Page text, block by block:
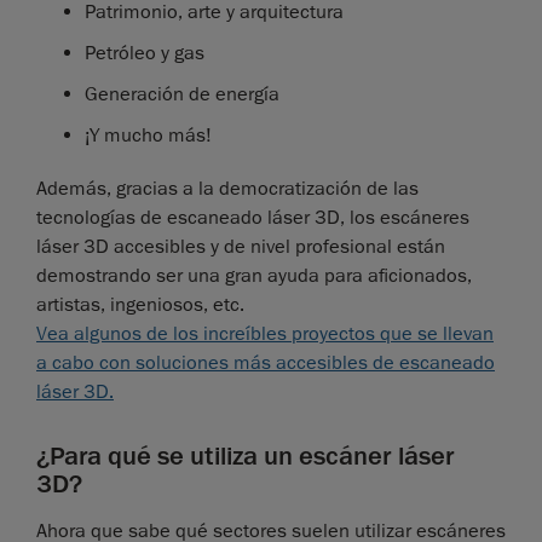
Patrimonio, arte y arquitectura
Petróleo y gas
Generación de energía
¡Y mucho más!
Además, gracias a la democratización de las
tecnologías de escaneado láser 3D, los escáneres
láser 3D accesibles y de nivel profesional están
demostrando ser una gran ayuda para aficionados,
artistas, ingeniosos, etc.
Vea algunos de los increíbles proyectos que se llevan
a cabo con soluciones más accesibles de escaneado
láser 3D.
¿Para qué se utiliza un escáner láser
3D?
Ahora que sabe qué sectores suelen utilizar escáneres